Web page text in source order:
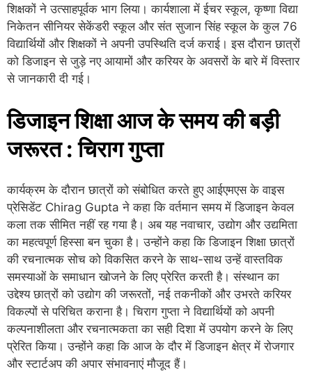
शिक्षकों ने उत्साहपूर्वक भाग लिया। कार्यशाला में ईचर स्कूल, कृष्णा विद्या
निकेतन सीनियर सेकेंडरी स्कूल और संत सुजान सिंह स्कूल के कुल 76
विद्यार्थियों और शिक्षकों ने अपनी उपस्थिति दर्ज कराई। इस दौरान छात्रों
को डिजाइन से जुड़े नए आयामों और करियर के अवसरों के बारे में विस्तार
से जानकारी दी गई।
डिजाइन शिक्षा आज के समय की बड़ी
जरूरत : चिराग गुप्ता
कार्यक्रम के दौरान छात्रों को संबोधित करते हुए आईएमएस के वाइस
प्रेसिडेंट Chirag Gupta ने कहा कि वर्तमान समय में डिजाइन केवल
कला तक सीमित नहीं रह गया है। अब यह नवाचार, उद्योग और उद्यमिता
का महत्वपूर्ण हिस्सा बन चुका है। उन्होंने कहा कि डिजाइन शिक्षा छात्रों
की रचनात्मक सोच को विकसित करने के साथ-साथ उन्हें वास्तविक
समस्याओं के समाधान खोजने के लिए प्रेरित करती है। संस्थान का
उद्देश्य छात्रों को उद्योग की जरूरतों, नई तकनीकों और उभरते करियर
विकल्पों से परिचित कराना है। चिराग गुप्ता ने विद्यार्थियों को अपनी
कल्पनाशीलता और रचनात्मकता का सही दिशा में उपयोग करने के लिए
प्रेरित किया। उन्होंने कहा कि आज के दौर में डिजाइन क्षेत्र में रोजगार
और स्टार्टअप की अपार संभावनाएं मौजूद हैं।